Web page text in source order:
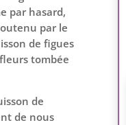
par hasard,
par le
de figues
tombée
de
de nous